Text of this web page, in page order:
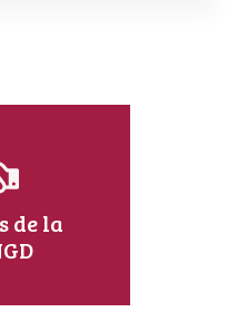
de la